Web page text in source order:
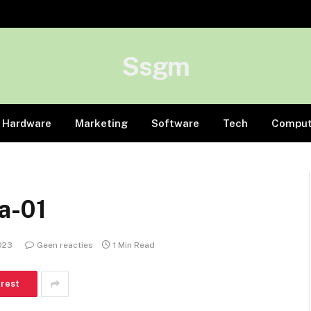
Ssgm
Hardware Marketing Software Tech
01
Geen reacties 1 Min Read